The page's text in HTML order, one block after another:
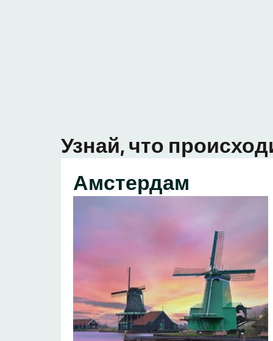
Узнай, что
Амстердам